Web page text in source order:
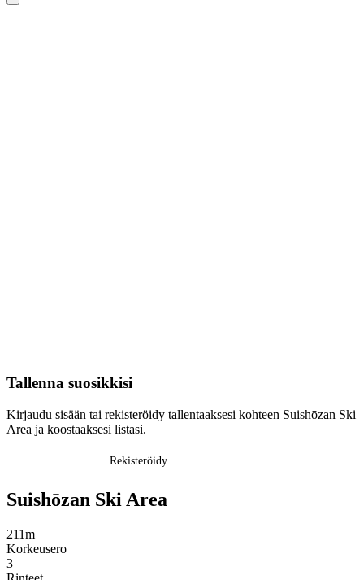
Tallenna suosikkisi
Kirjaudu sisään tai rekisteröidy tallentaaksesi kohteen Suishōzan Ski
Area ja koostaaksesi listasi.
Rekisteröidy
Suishōzan Ski Area
211m
Korkeusero
3